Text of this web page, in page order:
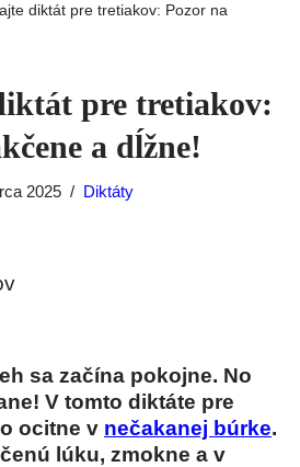
diktát pre tretiakov: Pozor na
pre tretiakov:
a dĺžne!
2025 Diktáty
sa začína pokojne. No
V tomto diktáte pre
ocitne v nečakanej búrke.
lúku, zmokne a v